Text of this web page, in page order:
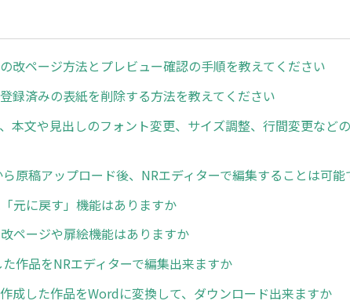
改ページ方法とプレビュー確認の手順を教えてください
録済みの表紙を削除する方法を教えてください
本文や見出しのフォント変更、サイズ調整、行間変更など
原稿アップロード後、NRエディターで編集することは可能
元に戻す」機能はありますか
ページや扉絵機能はありますか
作品をNRエディターで編集出来ますか
成した作品をWordに変換して、ダウンロード出来ますか